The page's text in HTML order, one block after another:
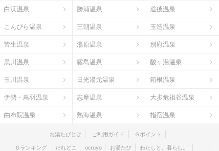
白浜温泉 勝浦温泉 道後温泉
こんぴら温泉 三朝温泉 玉造温泉
皆生温泉 湯原温泉 別府温泉
黒川温泉 霧島温泉 酸ヶ湯温泉
玉川温泉 日光湯元温泉 箱根温泉
伊勢・鳥羽温泉 志摩温泉 大歩危祖谷温泉
由布院温泉 熱海温泉 指宿温泉
お湯たびとは ご利用ガイド Ｇポイント
Ｇランキング だれどこ ocruyo お湯たび
わたしと、暮らし。